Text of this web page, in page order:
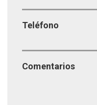
Teléfono
Comentarios